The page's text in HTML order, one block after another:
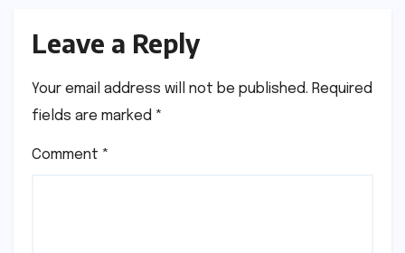
Leave a Reply
Your email address will not be published. Required
fields are marked *
Comment *